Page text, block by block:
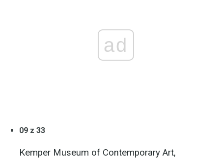
ad
09 z 33
Kemper Museum of Contemporary Art,